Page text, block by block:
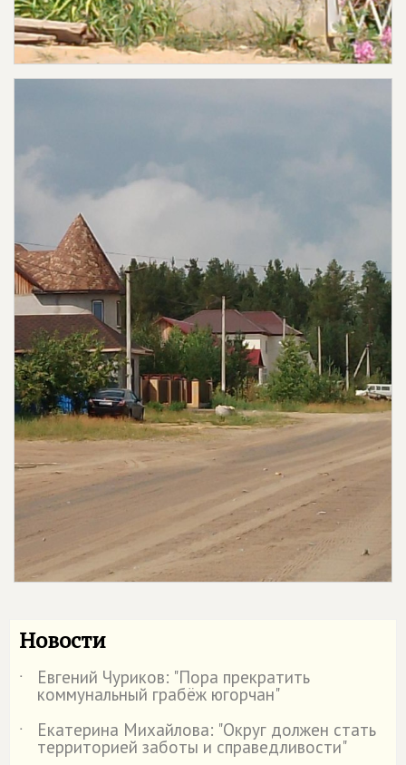
Новости
˙ Евгений Чуриков: "Пора прекратить
коммунальный грабёж югорчан"
˙
Екатерина Михайлова: "Округ должен стать
территорией заботы и справедливости"